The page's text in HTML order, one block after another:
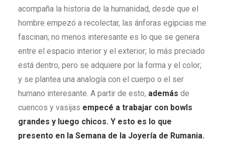
acompaña la historia de la humanidad, desde que el
hombre empezó a recolectar, las ánforas egipcias me
fascinan; no menos interesante es lo que se genera
entre el espacio interior y el exterior; lo más preciado
está dentro, pero se adquiere por la forma y el color;
y se plantea una analogía con el cuerpo o el ser
humano interesante. A partir de esto, además de
cuencos y vasijas empecé a trabajar con bowls
grandes y luego chicos. Y esto es lo que
presento en la Semana de la Joyería de Rumania.